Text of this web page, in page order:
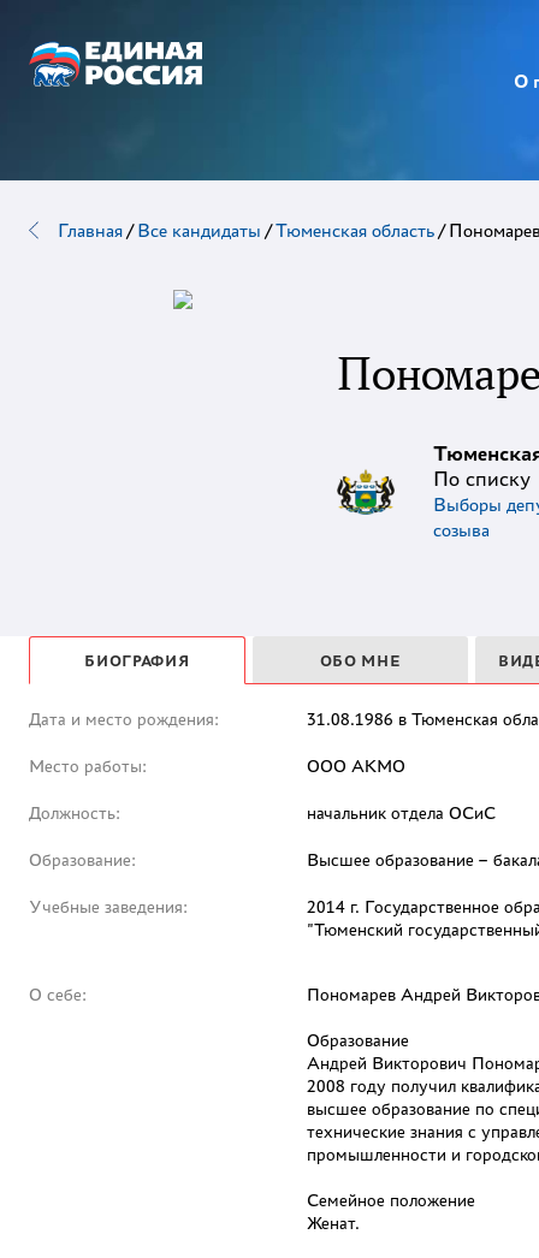
О
Главная/Все кандидаты /Тюменская область/
По списку
Выборы
созыва
БИОГРАФИЯ ОБО МНЕ
Дата и место рождения: 31.08.1986 в Тюменская
Место работы: ООО АКМО
Должность: начальник отдела ОСиС
Образование: Высшее образование –
Учебные заведения:
2014 г. Государственное
"Тюменский
О себе: Пономарев Андрей
Образование
Андрей Викторович
2008 году получил
высшее образование по
технические знания с
промышленности и
Семейное положение
Женат.